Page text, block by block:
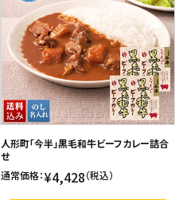
人形町「今半」黒毛和牛ビーフカレー詰合
せ
通常価格：¥4,428（税込）